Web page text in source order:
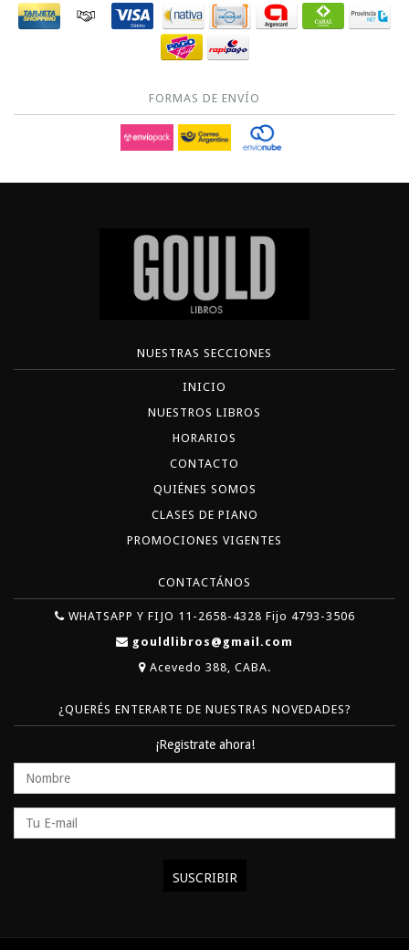
FORMAS DE ENVÍO
NUESTRAS SECCIONES
INICIO
NUESTROS LIBROS
HORARIOS
CONTACTO
QUIÉNES SOMOS
CLASES DE PIANO
PROMOCIONES VIGENTES
CONTACTÁNOS
WHATSAPP Y FIJO 11-2658-4328 Fijo 4793-3506
gouldlibros@gmail.com
Acevedo 388, CABA.
¿QUERÉS ENTERARTE DE NUESTRAS NOVEDADES?
¡Registrate ahora!